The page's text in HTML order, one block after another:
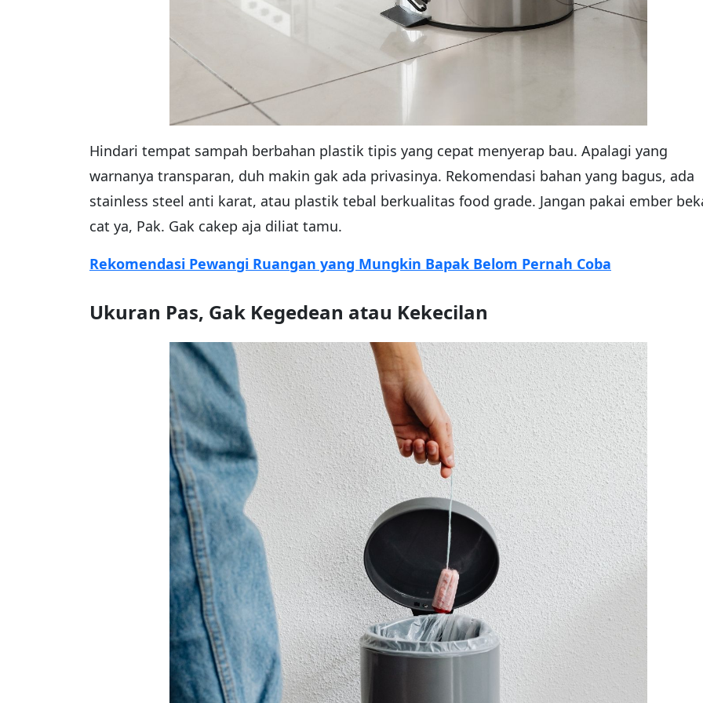
Hindari tempat sampah berbahan plastik tipis yang cepat menyerap bau. Apalagi yang
warnanya transparan, duh makin gak ada privasinya. Rekomendasi bahan yang bagus, ada
stainless steel anti karat, atau plastik tebal berkualitas food grade. Jangan pakai ember
cat ya, Pak. Gak cakep aja diliat tamu.
Rekomendasi Pewangi Ruangan yang Mungkin Bapak Belom Pernah Coba
Ukuran Pas, Gak Kegedean atau Kekecilan